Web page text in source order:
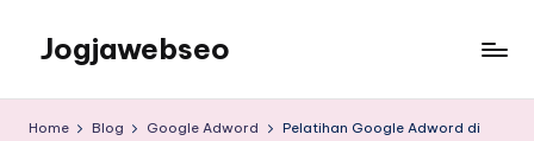
Jogjawebseo
Home Blog Google Adword
Pelatihan Google Adword di